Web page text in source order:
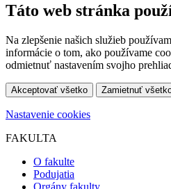
Táto web stránka
Na zlepšenie našich služieb
informácie o tom, ako používame
odmietnuť nastavením svojho
Akceptovať všetko Zamietnuť
Nastavenie cookies
FAKULTA
O fakulte
Podujatia
Orgány fakulty